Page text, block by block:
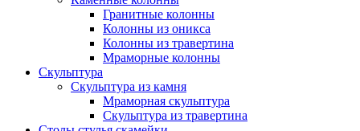
Гранитные колонны
Колонны из оникса
Колонны из травертина
Мраморные колонны
Скульптура
Скульптура из камня
Мраморная скульптура
Скульптура из травертина